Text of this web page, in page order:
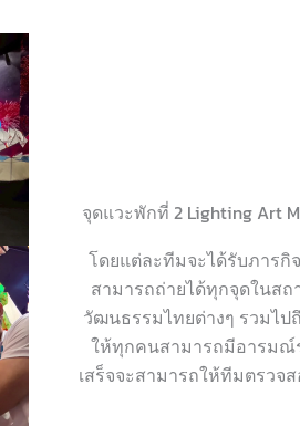
จุดแวะพักที่ 2 Lighting Art
โดยแต่ละทีมจะได้รับภารกิ
สามารถถ่ายได้ทุกจุดในส
วัฒนธรรมไทยต่างๆ รวมไ
ให้ทุกคนสามารถมีอารมณ์
เสร็จจะสามารถให้ทีมตรว